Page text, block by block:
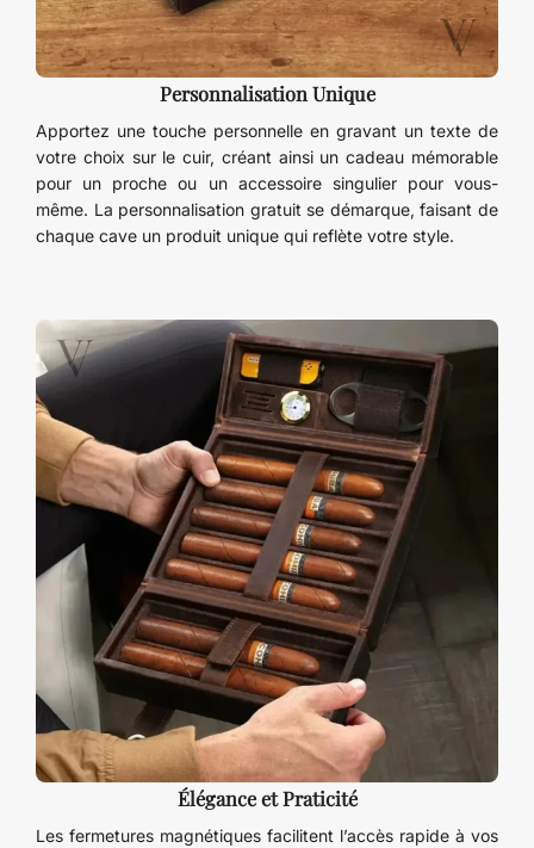
Personnalisation Unique
Apportez une touche personnelle en gravant un texte de
votre choix sur le cuir, créant ainsi un cadeau mémorable
pour un proche ou un accessoire singulier pour vous-
même. La personnalisation gratuit se démarque, faisant de
chaque cave un produit unique qui reflète votre style.
Élégance et Praticité
Les fermetures magnétiques facilitent l’accès rapide à vos